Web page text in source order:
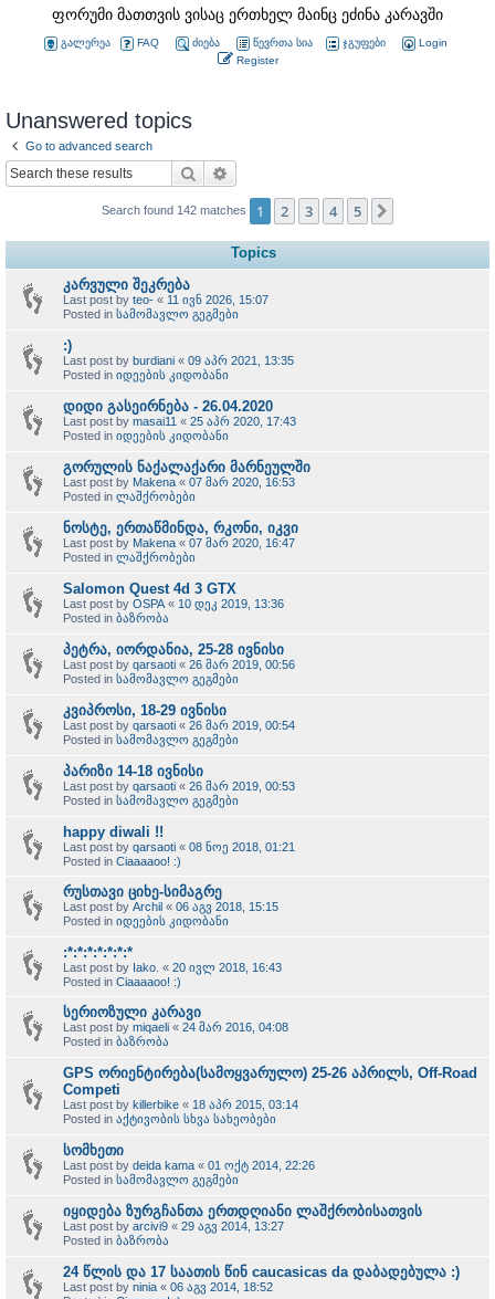
ფორუმი მათთვის ვისაც ერთხელ მაინც ეძინა კარავში
გალერეა FAQ ძიება წევრთა სია ჯგუფები
Login
Register
Unanswered topics
Go to advanced search
Search
Search found 142 matches 1 2 3 4 5
Topics
კარვული შეკრება
Last post by teo- « 11 ივნ 2026, 15:07
Posted in სამომავლო გეგმები
:)
Last post by burdiani « 09 აპრ 2021, 13:35
Posted in იდეების კიდობანი
დიდი გასეირნება - 26.04.2020
Last post by masai11 « 25 აპრ 2020, 17:43
Posted in იდეების კიდობანი
გორულის ნაქალაქარი მარნეულში
Last post by Makena « 07 მარ 2020, 16:53
Posted in ლაშქრობები
ნოსტე, ერთაწმინდა, რკონი, იკვი
Last post by Makena « 07 მარ 2020, 16:47
Posted in ლაშქრობები
Salomon Quest 4d 3 GTX
Last post by OSPA « 10 დეკ 2019, 13:36
Posted in ბაზრობა
პეტრა, იორდანია, 25-28 ივნისი
Last post by qarsaoti « 26 მარ 2019, 00:56
Posted in სამომავლო გეგმები
კვიპროსი, 18-29 ივნისი
Last post by qarsaoti « 26 მარ 2019, 00:54
Posted in სამომავლო გეგმები
პარიზი 14-18 ივნისი
Last post by qarsaoti « 26 მარ 2019, 00:53
Posted in სამომავლო გეგმები
happy diwali !!
Last post by qarsaoti « 08 ნოე 2018, 01:21
Posted in Ciaaaaoo! :)
რუსთავი ციხე-სიმაგრე
Last post by Archil « 06 აგვ 2018, 15:15
Posted in იდეების კიდობანი
:*:*:*:*:*:*:*
Last post by Iako. « 20 ივლ 2018, 16:43
Posted in Ciaaaaoo! :)
სერიოზული კარავი
Last post by miqaeli « 24 მარ 2016, 04:08
Posted in ბაზრობა
GPS ორიენტირება(სამოყვარულო) 25-26 აპრილს, Off-Road
Competi
Last post by killerbike « 18 აპრ 2015, 03:14
Posted in აქტივობის სხვა სახეობები
სომხეთი
Last post by deida kama « 01 ოქტ 2014, 22:26
Posted in სამომავლო გეგმები
იყიდება ზურგჩანთა ერთდღიანი ლაშქრობისათვის
Last post by arcivi9 « 29 აგვ 2014, 13:27
Posted in ბაზრობა
24 წლის და 17 საათის წინ caucasicas da დაბადებულა :)
Last post by ninia « 06 აგვ 2014, 18:52